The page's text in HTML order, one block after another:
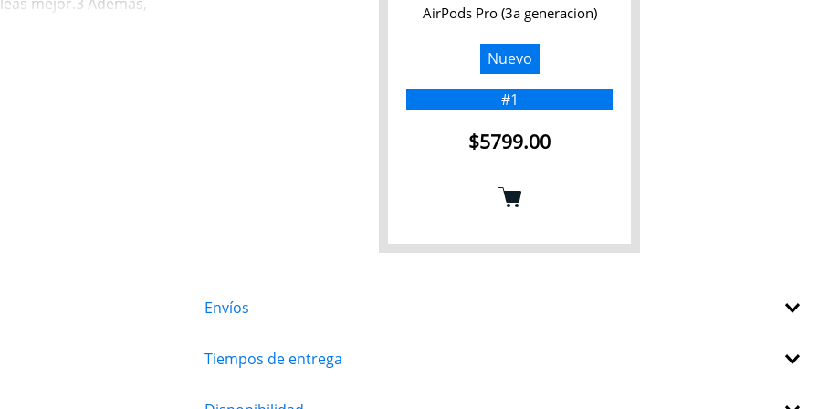
y hasta 72 horas
lecturas completas
modo Ahorrar Batería.
AirPods Pro (3a generacion)
Nuevo
#1
$5799.00
Envíos
Tiempos de entrega